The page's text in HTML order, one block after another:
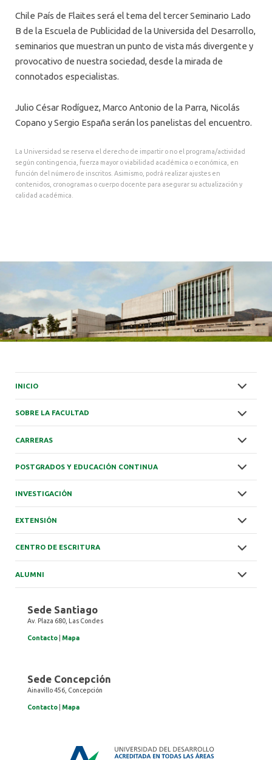
Chile País de Flaites será el tema del tercer Seminario Lado
B de la Escuela de Publicidad de la Universida del Desarrollo,
seminarios que muestran un punto de vista más divergente y
provocativo de nuestra sociedad, desde la mirada de
connotados especialistas.
Julio César Rodíguez, Marco Antonio de la Parra, Nicolás
Copano y Sergio España serán los panelistas del encuentro.
La Universidad se reserva el derecho de impartir o no el programa/actividad
según contingencia, fuerza mayor o viabilidad académica o económica, en
función del número de inscritos. Asimismo, podrá realizar ajustes en
contenidos, cronogramas o cuerpo docente para asegurar su actualización y
calidad académica.
INICIO
SOBRE LA FACULTAD
CARRERAS
POSTGRADOS Y EDUCACIÓN CONTINUA
INVESTIGACIÓN
EXTENSIÓN
CENTRO DE ESCRITURA
ALUMNI
Sede Santiago
Av. Plaza 680, Las Condes
Contacto Mapa
Sede Concepción
Ainavillo 456, Concepción
Contacto Mapa